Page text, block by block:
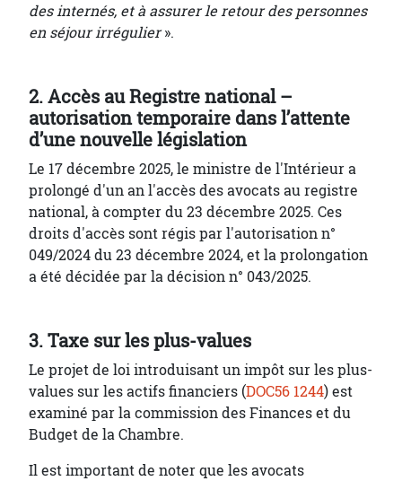
des internés, et à assurer le retour des personnes
en séjour irrégulier».
2. Accès au Registre national –
autorisation temporaire dans l’attente
d’une nouvelle législation
Le 17 décembre 2025, le ministre de l'Intérieur a
prolongé d'un an l'accès des avocats au registre
national, à compter du 23 décembre 2025. Ces
droits d'accès sont régis par l'autorisation n°
049/2024 du 23 décembre 2024, et la prolongation
a été décidée par la décision n° 043/2025.
3. Taxe sur les plus-values
Le projet de loi introduisant un impôt sur les plus-
values sur les actifs financiers (DOC56 1244) est
examiné par la commission des Finances et du
Budget de la Chambre.
Il est important de noter que les avocats